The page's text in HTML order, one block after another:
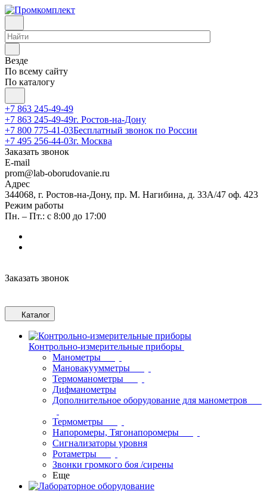
Везде
По всему сайту
По каталогу
+7 863 245-49-49
+7 863 245-49-49г. Ростов-на-Дону
+7 800 775-41-03Бесплатный звонок по России
+7 495 256-44-03г. Москва
Заказать звонок
E-mail
prom@lab-oborudovanie.ru
Адрес
344068, г. Ростов-на-Дону, пр. М. Нагибина, д. 33А/47 оф. 423
Режим работы
Пн. – Пт.: с 8:00 до 17:00
Заказать звонок
Каталог
Контрольно-измерительные приборы
Манометры
Мановакуумметры
Термоманометры
Дифманометры
Дополнительное оборудование для манометров
Термометры
Напоромеры, Тягонапоромеры
Сигнализаторы уровня
Ротаметры
Звонки громкого боя /сирены
Еще